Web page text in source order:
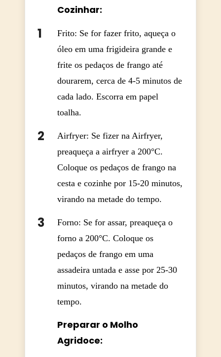
Cozinhar:
Frito: Se for fazer frito, aqueça o
óleo em uma frigideira grande e
frite os pedaços de frango até
dourarem, cerca de 4-5 minutos de
cada lado. Escorra em papel
toalha.
Airfryer: Se fizer na Airfryer,
preaqueça a airfryer a 200°C.
Coloque os pedaços de frango na
cesta e cozinhe por 15-20 minutos,
virando na metade do tempo.
Forno: Se for assar, preaqueça o
forno a 200°C. Coloque os
pedaços de frango em uma
assadeira untada e asse por 25-30
minutos, virando na metade do
tempo.
Preparar o Molho
Agridoce: